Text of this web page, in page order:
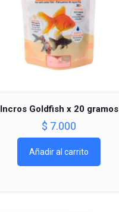
Incros Goldfish x 20 gramos
$ 7.000
Añadir al carrito